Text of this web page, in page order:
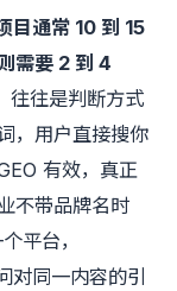
目通常 10 到 15
需要 2 到 4
往往是判断方式
，用户直接搜你
有效，真正
不带品牌名时
平台，
同一内容的引